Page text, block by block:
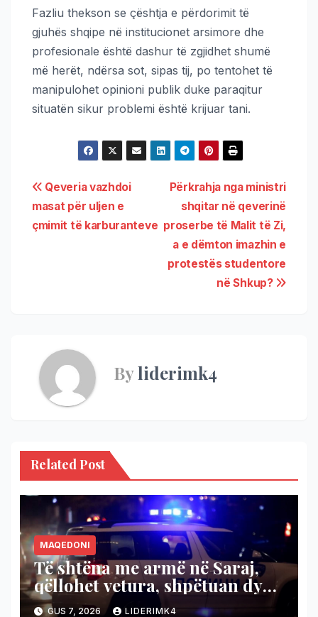
Fazliu thekson se çështja e përdorimit të
gjuhës shqipe në institucionet arsimore dhe
profesionale është dashur të zgjidhet shumë
më herët, ndërsa sot, sipas tij, po tentohet të
manipulohet opinioni publik duke paraqitur
situatën sikur problemi është krijuar tani.
Përkrahja nga ministri
shqitar në qeverinë
proserbe të Malit të Zi,
a e dëmton imazhin e
protestës studentore
në Shkup?
Qeveria vazhdoi
masat për uljen e
çmimit të karburanteve
Byliderimk4
Related Post
MAQEDONI
Të shtëna me armë në Saraj,
qëllohet vetura, shpëtuan dy
persona
GUS 7, 2026 LIDERIMK4